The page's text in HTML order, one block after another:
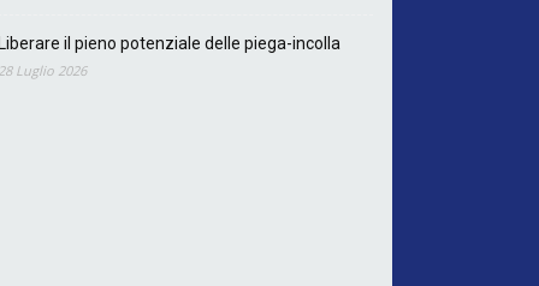
il pieno potenziale delle piega-incolla
Luglio 2026